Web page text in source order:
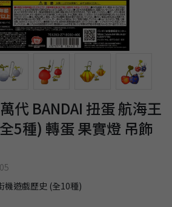
代 BANDAI 扭蛋 航海王
5種) 轉蛋 果實燈 吊飾
機遊戲歷史 (全10種)